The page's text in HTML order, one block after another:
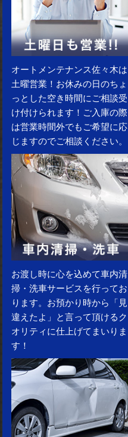
オートメンテナンス佐々木は
土曜営業！お休みの日のちょ
っとした空き時間にご相談受
け付けられます！ご入庫の際
は営業時間外でもご希望に応
じますのでご相談ください。
お渡し時に心を込めて車内清
掃・洗車サービスを行ってお
ります。お預かり時から「見
違えたよ」と言って頂けるク
オリティに仕上げてまいりま
す！